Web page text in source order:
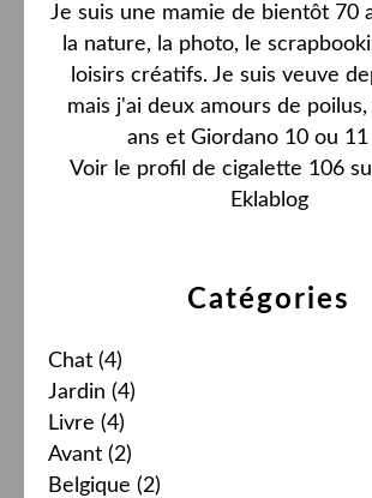
Catégories
Chat (4)
Jardin (4)
Livre (4)
Avant (2)
Belgique (2)
Je suis une mamie de bientôt 70
la nature, la photo, le
loisirs créatifs. Je suis veuve
mais j'ai deux amours de
ans et Giordano 10 ou 11
Voir le profil de cigalette 106
Eklablog